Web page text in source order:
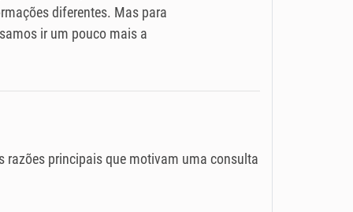
diferentes. Mas para
ir um pouco mais a
razões principais que motivam uma consulta